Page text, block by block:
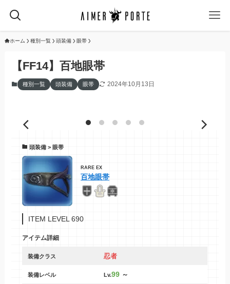
ホーム 種別一覧 頭装備 眼帯
【FF14】百地眼帯
種別一覧 頭装備 眼帯 2024年10月13日
頭装備 > 眼帯
RARE EX
百地眼帯
ITEM LEVEL 690
アイテム詳細
装備クラス 忍者
装備レベル Lv.99～